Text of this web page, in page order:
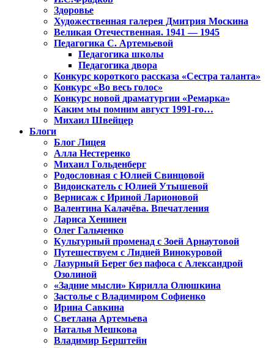
Здоровье
Художественная галерея Дмитрия Москина
Великая Отечественная. 1941 — 1945
Педагогика С. Артемьевой
Педагогика школы
Педагогика двора
Конкурс короткого рассказа «Сестра таланта»
Конкурс «Во весь голос»
Конкурс новой драматургии «Ремарка»
Каким мы помним август 1991-го…
Михаил Швейцер
Блоги
Блог Лицея
Алла Нестеренко
Михаил Гольденберг
Родословная с Юлией Свинцовой
Видоискатель с Юлией Утышевой
Вернисаж с Ириной Ларионовой
Валентина Калачёва. Впечатления
Лариса Хенинен
Олег Гальченко
Культурный променад с Зоей Арнаутовой
Путешествуем с Лидией Винокуровой
Лазурный Берег без пафоса с Александрой
Озолиной
«Задние мысли» Кирилла Олюшкина
Застолье с Владимиром Софиенко
Ирина Савкина
Светлана Артемьева
Наталья Мешкова
Владимир Берштейн